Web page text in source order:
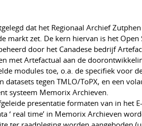
dat het Regionaal Archief
markt zet. De kern hiervan is het
door het Canadese bedrijf
met Artefactual aan de
modules toe, o.a. de specifiek voor
datasets tegen TMLO/ToPX, en een
systeem Memorix Archieven.
presentatie formaten van in het
‘ real time’ in Memorix Archieven